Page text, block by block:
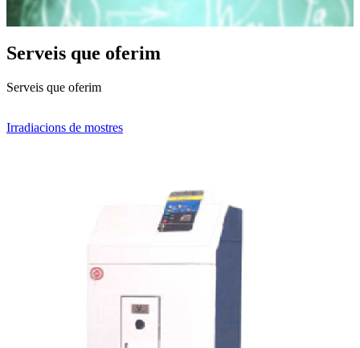
Serveis que oferim
Serveis que oferim
Irradiacions de mostres